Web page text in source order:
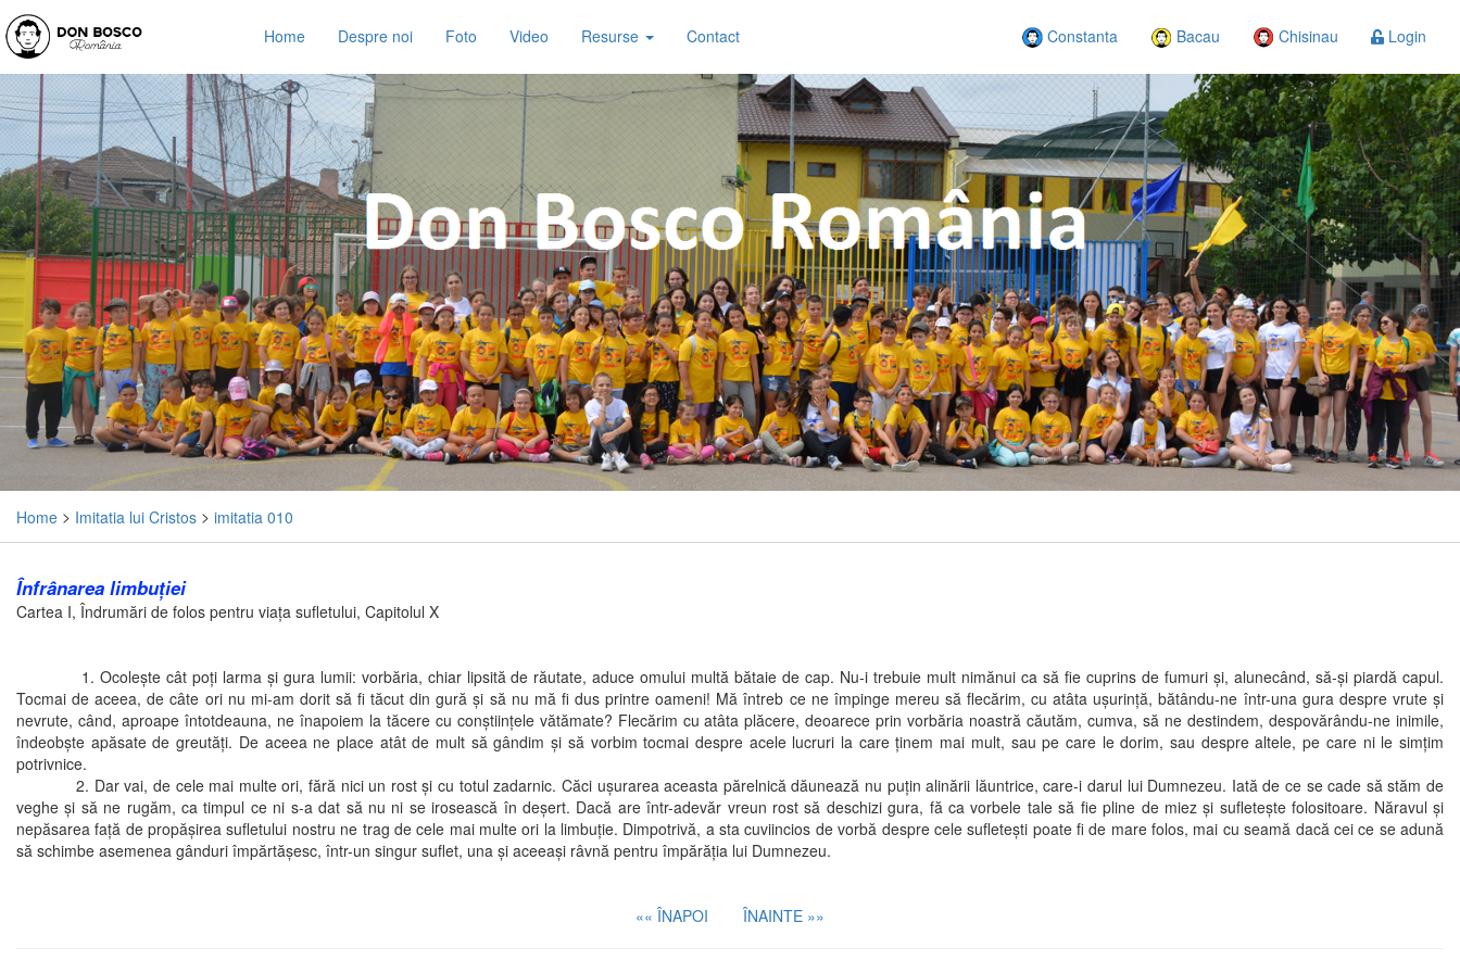
Home Despre noi Foto Video Resurse Contact Constanta Bacau Chisinau Login
Home > Imitatia lui Cristos > imitatia 010
Înfrânarea limbuţiei
Cartea I, Îndrumări de folos pentru viaţa sufletului, Capitolul X
1. Ocoleşte cât poţi larma şi gura lumii: vorbăria, chiar lipsită de răutate, aduce omului multă bătaie de cap. Nu-i trebuie mult nimănui ca să fie cuprins de fumuri şi, alunecând, să-şi piardă capul.
Tocmai de aceea, de câte ori nu mi-am dorit să fi tăcut din gură şi să nu mă fi dus printre oameni! Mă întreb ce ne împinge mereu să flecărim, cu atâta uşurinţă, bătându-ne într-una gura despre vrute şi
nevrute, când, aproape întotdeauna, ne înapoiem la tăcere cu conştiinţele vătămate? Flecărim cu atâta plăcere, deoarece prin vorbăria noastră căutăm, cumva, să ne destindem, despovărându-ne inimile,
îndeobşte apăsate de greutăţi. De aceea ne place atât de mult să gândim şi să vorbim tocmai despre acele lucruri la care ţinem mai mult, sau pe care le dorim, sau despre altele, pe care ni le simţim
potrivnice.
2. Dar vai, de cele mai multe ori, fără nici un rost şi cu totul zadarnic. Căci uşurarea aceasta părelnică dăunează nu puţin alinării lăuntrice, care-i darul lui Dumnezeu. Iată de ce se cade să stăm de
veghe şi să ne rugăm, ca timpul ce ni s-a dat să nu ni se irosească în deşert. Dacă are într-adevăr vreun rost să deschizi gura, fă ca vorbele tale să fie pline de miez şi sufleteşte folositoare. Năravul şi
nepăsarea faţă de propăşirea sufletului nostru ne trag de cele mai multe ori la limbuţie. Dimpotrivă, a sta cuviincios de vorbă despre cele sufleteşti poate fi de mare folos, mai cu seamă dacă cei ce se adună
să schimbe asemenea gânduri împărtăşesc, într-un singur suflet, una şi aceeaşi râvnă pentru împărăţia lui Dumnezeu.
«« ÎNAPOI ÎNAINTE »»